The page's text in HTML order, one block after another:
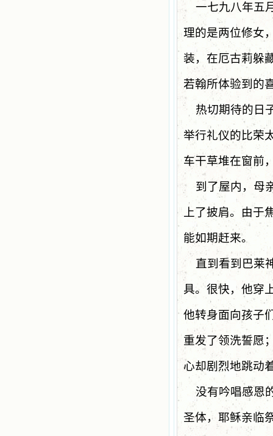
一七九八年五
理的是两位修女
装，在厄古莉躲
若翰所体验到的
热切期待的日
举行礼仪的比荣
车干草堆在窗前
到了屋内，母
上了披肩。由于
能如期赶来。
直到看到巴莱
具。很快，他穿
他转身面向孩子
重发了领洗誓愿
心却剧烈地跳动
没有吟唱感恩
圣体，耶稣亲临